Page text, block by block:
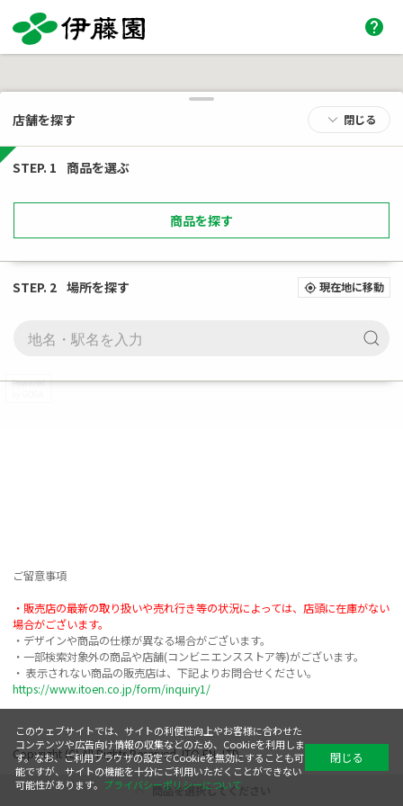
help
Powered
店舗を探す 閉じる
STEP. 1 商品を選ぶ
商品を探す
STEP. 2 場所を探す my_location 現在地に移動
ご留意事項
・販売店の最新の取り扱いや売れ行き等の状況によっては、店頭に在庫がない
場合がございます。
・デザインや商品の仕様が異なる場合がございます。
・一部検索対象外の商品や店舗(コンビニエンスストア等)がございます。
https://www.itoen.co.jp/form/inquiry1/
Copyright (C) All Rights Reserved. ITO EN, LTD.
商品を選択してください
このウェブサイトでは、サイトの利便性向上やお客様に合わせた
コンテンツや広告向け情報の収集などのため、Cookieを利用しま
す。なお、ご利用ブラウザの設定でCookieを無効にすることも可
能ですが、サイトの機能を十分にご利用いただくことができない
可能性があります。 プライバシーポリシーについて
閉じる